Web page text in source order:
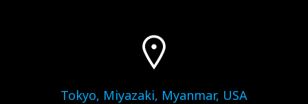
Tokyo, Miyazaki, Myanmar, USA